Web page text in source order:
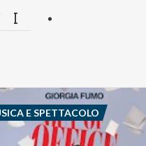
E SPETTACOLO